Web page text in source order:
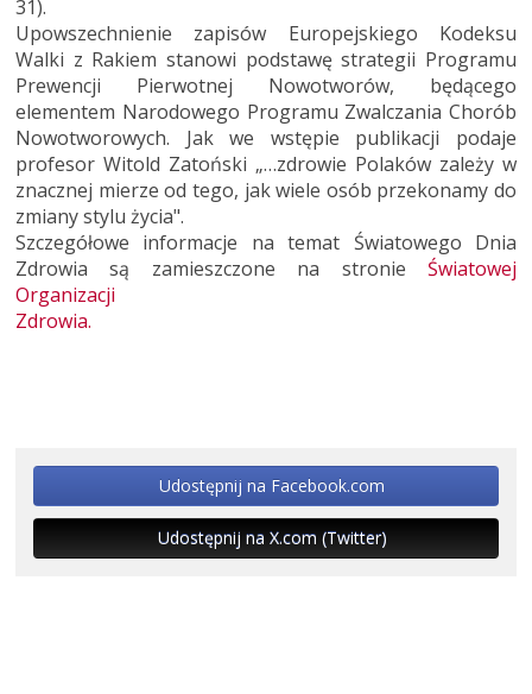
31).
Upowszechnienie zapisów Europejskiego Kodeksu
Walki z Rakiem stanowi podstawę strategii Programu
Prewencji Pierwotnej Nowotworów, będącego
elementem Narodowego Programu Zwalczania Chorób
Nowotworowych. Jak we wstępie publikacji podaje
profesor Witold Zatoński „…zdrowie Polaków zależy w
znacznej mierze od tego, jak wiele osób przekonamy do
zmiany stylu życia".
Szczegółowe informacje na temat Światowego Dnia
Zdrowia są zamieszczone na stronie Światowej
Organizacji
Zdrowia.
Udostępnij na Facebook.com
Udostępnij na X.com (Twitter)